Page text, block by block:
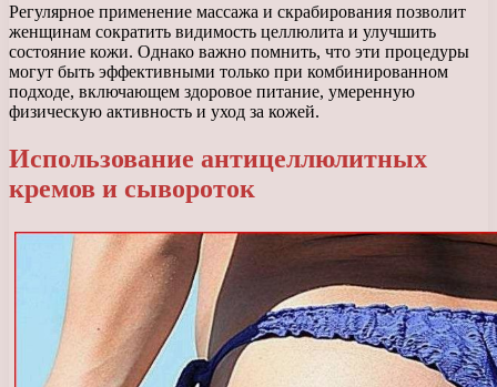
Регулярное применение массажа и скрабирования позволит
женщинам сократить видимость целлюлита и улучшить
состояние кожи. Однако важно помнить, что эти процедуры
могут быть эффективными только при комбинированном
подходе, включающем здоровое питание, умеренную
физическую активность и уход за кожей.
Использование антицеллюлитных
кремов и сывороток